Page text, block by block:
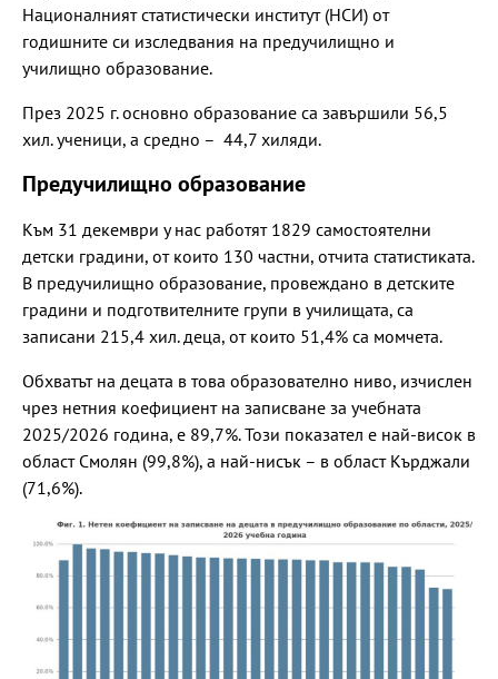
Националният статистически институт (НСИ) от
годишните си изследвания на предучилищно и
училищно образование.
През 2025 г. основно образование са завършили 56,5
хил. ученици, а средно – 44,7 хиляди.
Предучилищно образование
Към 31 декември у нас работят 1829 самостоятелни
детски градини, от които 130 частни, отчита статистиката.
В предучилищно образование, провеждано в детските
градини и подготвителните групи в училищата, са
записани 215,4 хил. деца, от които 51,4% са момчета.
Обхватът на децата в това образователно ниво, изчислен
чрез нетния коефициент на записване за учебната
2025/2026 година, е 89,7%. Този показател е най-висок в
област Смолян (99,8%), а най-нисък – в област Кърджали
(71,6%).